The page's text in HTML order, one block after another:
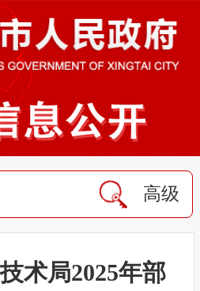
高级
术局2025年部